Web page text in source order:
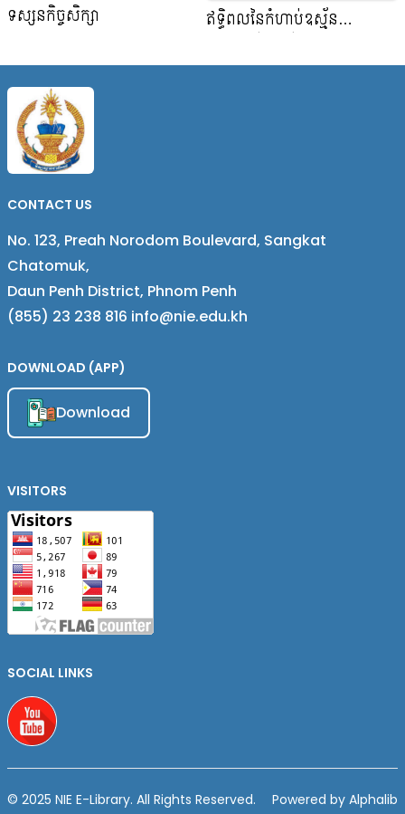
ទស្សនកិច្ចសិក្សា
ឥទ្ធិពលនៃកំហាប់ឧស្ម័ន
លើការលូតលាស់ត្រសក់
CONTACT US
No. 123, Preah Norodom Boulevard, Sangkat
Chatomuk,
Daun Penh District, Phnom Penh
(855) 23 238 816 info@nie.edu.kh
DOWNLOAD (APP)
Download
VISITORS
SOCIAL LINKS
© 2025 NIE E-Library. All Rights Reserved. Powered by Alphalib